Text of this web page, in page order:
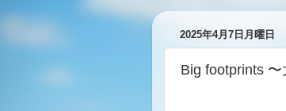
2025年4月7日月曜日
Big footprints